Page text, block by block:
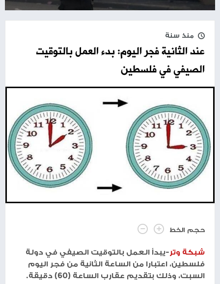
منذ سنة
عند الثانية فجر اليوم: بدء العمل بالتوقيت
الصيفي في فلسطين
حجم الخط
شبكة وتر-يبدأ العمل بالتوقيت الصيفي في دولة
فلسطين، اعتبارا من الساعة الثانية من فجر اليوم
السبت، وذلك بتقديم عقارب الساعة (60) دقيقة.